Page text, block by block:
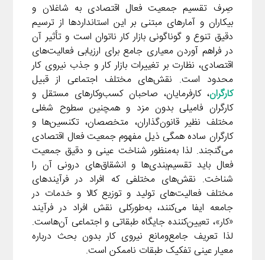
صِرف تقسیم جمعیت فعال اقتصادی به شاغلان و
بیکاران و آمارهای مبتنی بر این استانداردها از ترسیم
دقیق تنوع و گوناگونی بازار کار ناتوان است و تأثیر آن
در فراهم آوردن معیاری جامع برای ارزیابی فعالیت‌های
اقتصادی، نظارت بر تغییرات بازار کار و جذب نیروی کار
محدود است. نقش‌های مختلف اجتماعی از قبیل
کارگران، کارفرمایان، صاحبان کسب‌وکارهای مستقل و
کارگران فامیلی بدون مزد و همچنین سطوح شغلی
مختلف نظیر قانون‌گذاران، متخصصان، تکنسین‌ها و
کارگران ساده همگی ذیل مفهوم جمعیت فعال اقتصادی
می‌گنجند. لذا به‌منظور شناخت عینی و دقیق جمعیت
فعال باید تقسیم‌بندی‌ها و انشقاق‌های درونی آن را
شناخت. نقش‌های مختلفی که افراد در فرآیندهای
مختلف فعالیت‌های تولید و توزیع کالا و خدمات در
جامعه ایفا می‌کنند، به‌طورکلی نقش افراد در فرآیند
«کار»، تعیین‌کننده جایگاه طبقاتی و اجتماعی آن‌هاست.
لذا تعریف جامع‌ومانع نیروی کار بدون بحث درباره
معیار عینی تفکیک طبقات ناممکن است.